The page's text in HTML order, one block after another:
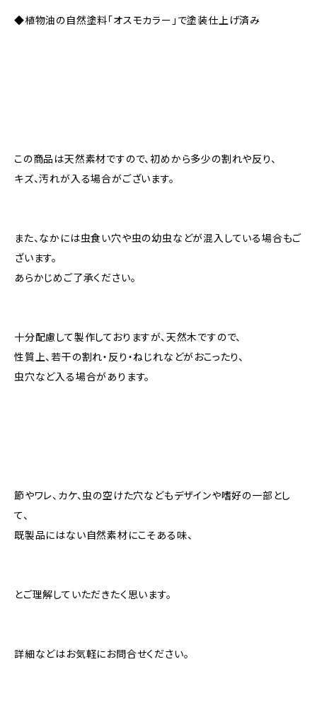
◆植物油の自然塗料「オスモカラー」で塗装仕上げ済み
この商品は天然素材ですので、初めから多少の割れや反り、
キズ、汚れが入る場合がございます。
また、なかには虫食い穴や虫の幼虫などが混入している場合もご
ざいます。
あらかじめご了承ください。
十分配慮して製作しておりますが、天然木ですので、
性質上、若干の割れ・反り・ねじれなどがおこったり、
虫穴など入る場合があります。
節やワレ、カケ、虫の空けた穴などもデザインや嗜好の一部とし
て、
既製品にはない自然素材にこそある味、
とご理解していただきたく思います。
詳細などはお気軽にお問合せください。